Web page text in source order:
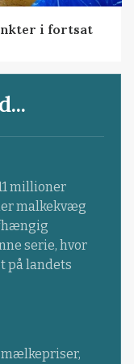
i fortsat
millioner
malkekvæg
serie, hvor
på landets
mælkepriser,